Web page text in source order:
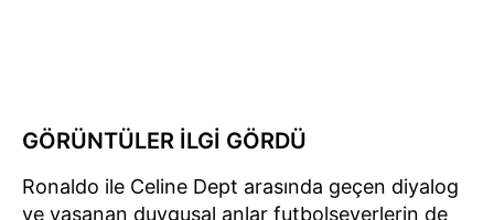
GÖRÜNTÜLER İLGİ GÖRDÜ
Ronaldo ile Celine Dept arasında geçen diyalog
ve yaşanan duygusal anlar futbolseverlerin de